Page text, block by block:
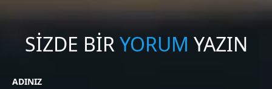
SİZDE BİRYORUM YAZIN
ADINIZ